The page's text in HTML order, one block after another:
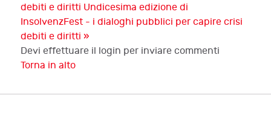
debiti e diritti Undicesima edizione di
InsolvenzFest - i dialoghi pubblici per capire crisi
debiti e diritti »
Devi effettuare il login per inviare commenti
Torna in alto